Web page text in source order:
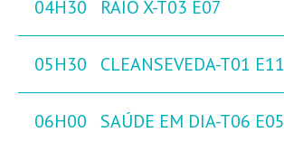
04H30 RAIO X-T03 E07
05H30 CLEANSEVEDA-T01 E11
06H00 SAÚDE EM DIA-T06 E05